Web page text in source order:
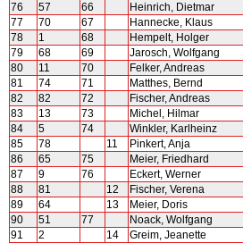
76
57 66 Heinrich, Dietmar
77
70 67 Hannecke, Klaus
78
1 68 Hempelt, Holger
79
68 69 Jarosch, Wolfgang
80
11 70 Felker, Andreas
81
74 71 Matthes, Bernd
82
82 72 Fischer, Andreas
83
13 73 Michel, Hilmar
84
5 74 Winkler, Karlheinz
85
78 11 Pinkert, Anja
86
65 75 Meier, Friedhard
87
9 76 Eckert, Werner
88
81 12 Fischer, Verena
89
64 13 Meier, Doris
90
51 77 Noack, Wolfgang
91
2 14 Greim, Jeanette